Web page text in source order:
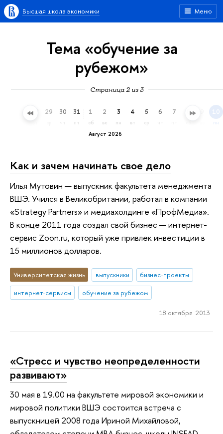
Меню
Высшая школа экономики
Тема «обучение за
рубежом»
Страница 2 из 3
28 29 30 31
пт
Август 2026
1
сб
2
вс
3
пн
4
вт
5
ср
6 7 8 10
пн
Как и зачем начинать свое дело
Илья Мутовин — выпускник факультета менеджмента
ВШЭ. Учился в Великобритании, работал в компании
«Strategy Partners» и медиахолдинге «ПрофМедиа».
В конце 2011 года создал свой бизнес — интернет-
сервис Zoon.ru, который уже привлек инвестиции в
15 миллионов долларов.
Университетская жизнь выпускники
бизнес-проекты
интернет-сервисы
обучение за рубежом
18 октября 2013
«Стресс и чувство неопределенности
развивают»
30 мая в 19.00 на факультете мировой экономики и
мировой политики ВШЭ состоится встреча с
выпускницей 2008 года Ириной Михайловой,